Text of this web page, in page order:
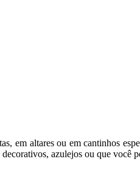
em altares ou em cantinhos
azulejos ou que você